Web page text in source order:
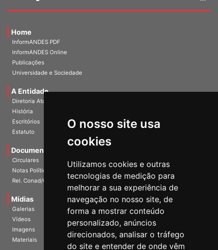
O nosso site usa
cookies
Utilizamos cookies e outras
tecnologias de medição para
melhorar a sua experiência de
navegação no nosso site, de
forma a mostrar conteúdo
personalizado, anúncios
direcionados, analisar o tráfego
do site e entender de onde vêm
Home
InformANDES PDF
InformANDES Online
Publicações
Universidade e Sociedade
A Entidade
Diretoria Atual
História
Escritórios
Estatuto
Documentos
Circulares
Notas Políticas
Rel. Conad/Congresso
Mídias
Galerias
Vídeos
Imagens
Materiais